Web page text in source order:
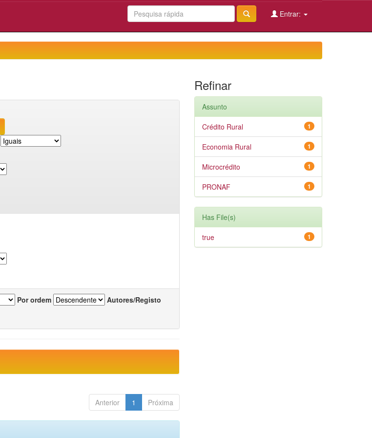
Entrar:
Por ordem Autores/Registo
Anterior 1 Próxima
Refinar
Assunto
1
Crédito Rural
1
Economia Rural
1
Microcrédito
1
PRONAF
Has File(s)
1
true